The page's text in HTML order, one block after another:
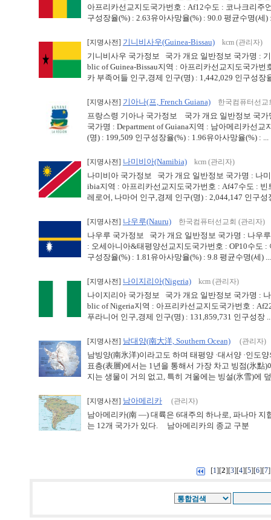
아프리카선교지도국가번호 : Af12수도 : 코나크리주
구성장율(%) : 2.63유아사망율(%) : 90.0 평균수명(세)
[지명사전] 기니비사우(Guinea-Bissau) kcm (관리자)
기니비사우 국가정보 국가 개요 일반정보 국가명 :
blic of Guinea-Bissau지역 : 아프리카선교지도국가
카 부족어들 인구,경제 인구(명) : 1,442,029 인구성장
[지명사전] 기아나(프, French Guiana) 한국컴퓨터선교
프랑스령 기아나 국가정보 국가 개요 일반정보 국가
국가명 : Department of Guiana지역 : 남아메리카선
(명) : 199,509 인구성장율(%) : 1.96유아사망율(%) : ...
[지명사전] 나미비아(Namibia) kcm (관리자)
나미비아 국가정보 국가 개요 일반정보 국가명 : 나
ibia지역 : 아프리카선교지도국가번호 : Af47수도 :
레로어, 나마어 인구,경제 인구(명) : 2,044,147 인구성
[지명사전] 나우루(Nauru) 한국컴퓨터선교회 (관리자)
나우루 국가정보 국가 개요 일반정보 국가명 : 나우
: 오세아니아&태평양선교지도국가번호 : OP10수도
구성장율(%) : 1.81유아사망율(%) : 9.8 평균수명(세) ...
[지명사전] 나이지리아(Nigeria) kcm (관리자)
나이지리아 국가정보 국가 개요 일반정보 국가명 :
blic of Nigeria지역 : 아프리카선교지도국가번호 :
푸라니어 인구,경제 인구(명) : 131,859,731 인구성장
[지명사전] 남대양(南大洋, Southern Ocean) (관리자)
남빙양(南氷洋)이라고도 하며 태평양 ·대서양 ·인도
표층(表層)에서는 1년을 통해서 가장 차고 빙점(氷
지는 생물이 거의 없고, 특히 겨울에는 빙설(氷雪)에
[지명사전] 남아메리카 (관리자)
남아메리카(南 —) 대륙은 6대주의 하나로, 파나마 지
는 12개 국가가 있다. 남아메리카의 종교 구
[1][2][3][4][5][6][7